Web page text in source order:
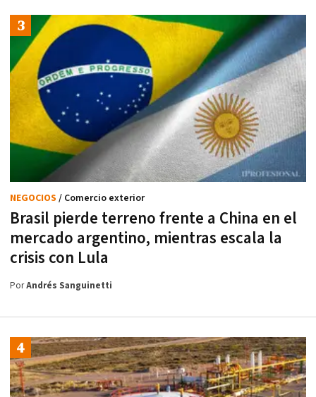
Brasil pierde terreno frente a China en el
mercado argentino, mientras escala la
crisis con Lula
NEGOCIOS / Comercio exterior
PorAndrés Sanguinetti